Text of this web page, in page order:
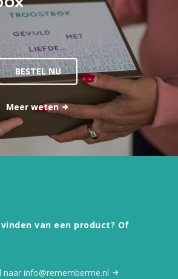
BESTEL NU
Meer weten
van een product? Of
naar info@rememberme.nl